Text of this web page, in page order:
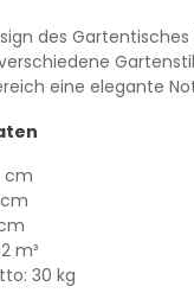
des
eine elegante
cm
m³
30 kg